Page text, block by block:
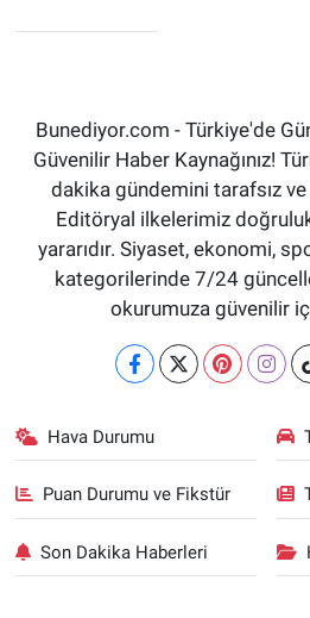
Bunediyor.com - Türkiye'de
Güvenilir Haber Kaynağınız!
dakika gündemini tarafsız ve
Editöryal ilkelerimiz
yararıdır. Siyaset, ekonomi,
kategorilerinde 7/24
okurumuza güvenilir
Hava Durumu
Puan Durumu ve Fikstür
Son Dakika Haberleri